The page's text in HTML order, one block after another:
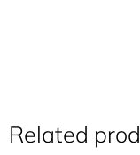
Related